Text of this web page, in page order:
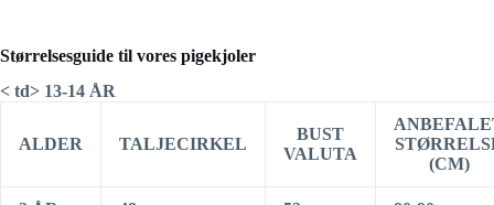
Størrelsesguide til vores pigekjoler
< td> 13-14 ÅR
ALDER TALJECIRKEL
BUST
VALUTA
(CM)